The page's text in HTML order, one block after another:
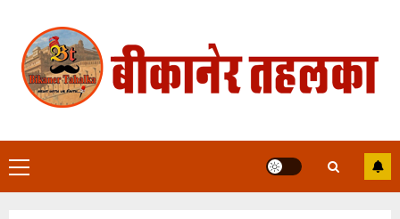
content
Primary
Menu